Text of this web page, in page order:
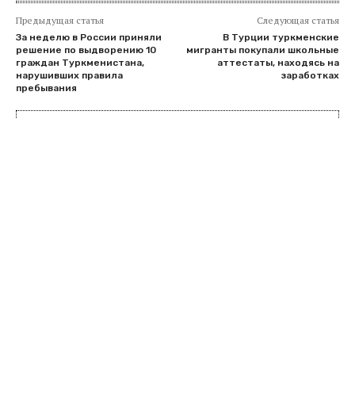
Предыдущая статья
За неделю в России приняли
решение по выдворению 10
граждан Туркменистана,
нарушивших правила
пребывания
Следующая статья
В Турции туркменские
мигранты покупали школьные
аттестаты, находясь на
заработках